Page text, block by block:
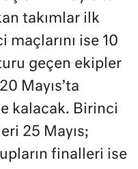
takımlar ilk
maçlarını ise 10
geçen ekipler
Mayıs’ta
kalacak. Birinci
25 Mayıs;
finalleri ise